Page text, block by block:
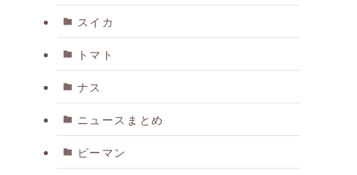
スイカ
トマト
ナス
ニュースまとめ
ピーマン